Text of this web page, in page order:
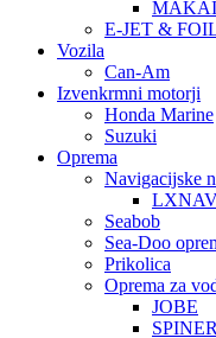
MAKAI
E-JET &
Vozila
Can-Am
Izvenkrmni motorji
Honda Marine
Suzuki
Oprema
Navigacijske
Seabob
Sea-Doo
Prikolica
Oprema za
JOBE